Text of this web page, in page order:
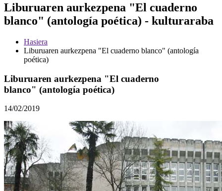
Liburuaren aurkezpena "El cuaderno
blanco" (antología poética) - kulturaraba
Hasiera
Liburuaren aurkezpena "El cuaderno blanco" (antología
poética)
Liburuaren aurkezpena "El cuaderno
blanco" (antología poética)
14/02/2019